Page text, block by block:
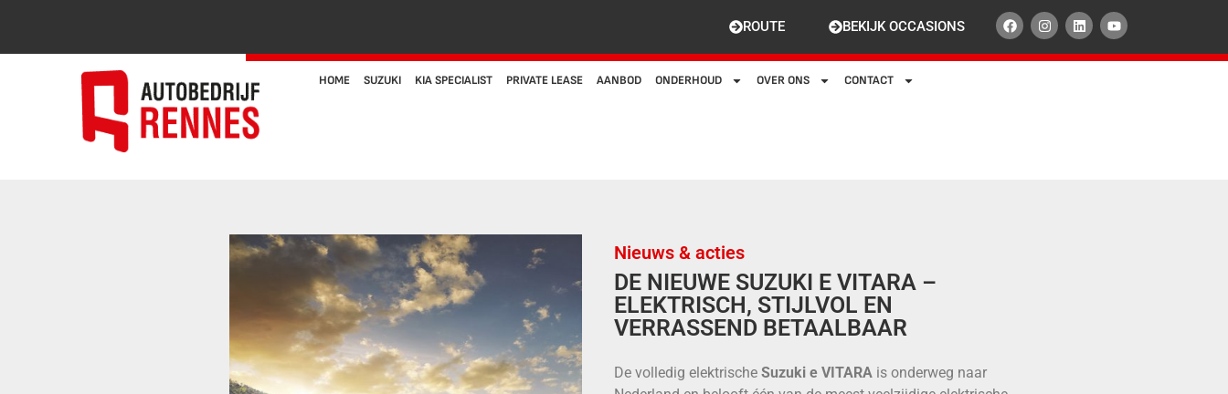
ROUTE BEKIJK OCCASIONS
HOME SUZUKI KIA SPECIALIST PRIVATE LEASE AANBOD ONDERHOUD OVER ONS CONTACT
Nieuws & acties
DE NIEUWE SUZUKI E VITARA –
ELEKTRISCH, STIJLVOL EN
VERRASSEND BETAALBAAR
De volledig elektrische Suzuki e VITARA is onderweg naar